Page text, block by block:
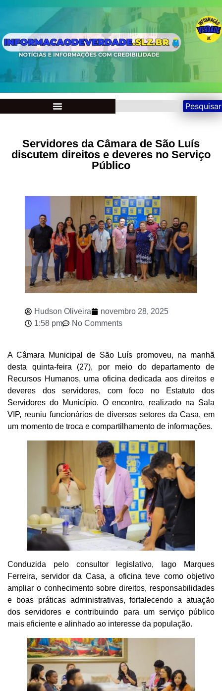
Pesquisar
Servidores da Câmara de São Luís
discutem direitos e deveres no Serviço
Público
Hudson Oliveira
novembro 28, 2025
1:58 pm
No Comments
A Câmara Municipal de São Luís promoveu, na manhã
desta quinta-feira (27), por meio do departamento de
Recursos Humanos, uma oficina dedicada aos direitos e
deveres dos servidores, com foco no Estatuto dos
Servidores do Município. O encontro, realizado na Sala
VIP, reuniu funcionários de diversos setores da Casa, em
um momento de troca e compartilhamento de informações.
Conduzida pelo consultor legislativo, Iago Marques
Ferreira, servidor da Casa, a oficina teve como objetivo
ampliar o conhecimento sobre direitos, responsabilidades
e boas práticas administrativas, fortalecendo a atuação
dos servidores e contribuindo para um serviço público
mais eficiente e alinhado ao interesse da população.